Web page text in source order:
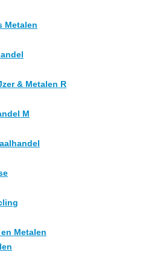
Metalen
& Metalen R
M
Metalen